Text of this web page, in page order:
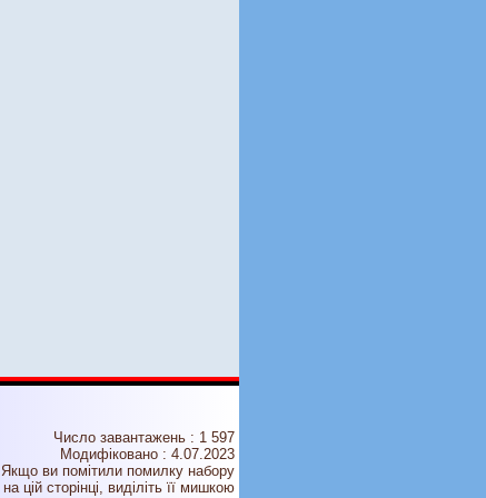
Число завантажень : 1 597
Модифіковано : 4.07.2023
Якщо ви помітили помилку набору
на цiй сторiнцi, видiлiть її мишкою